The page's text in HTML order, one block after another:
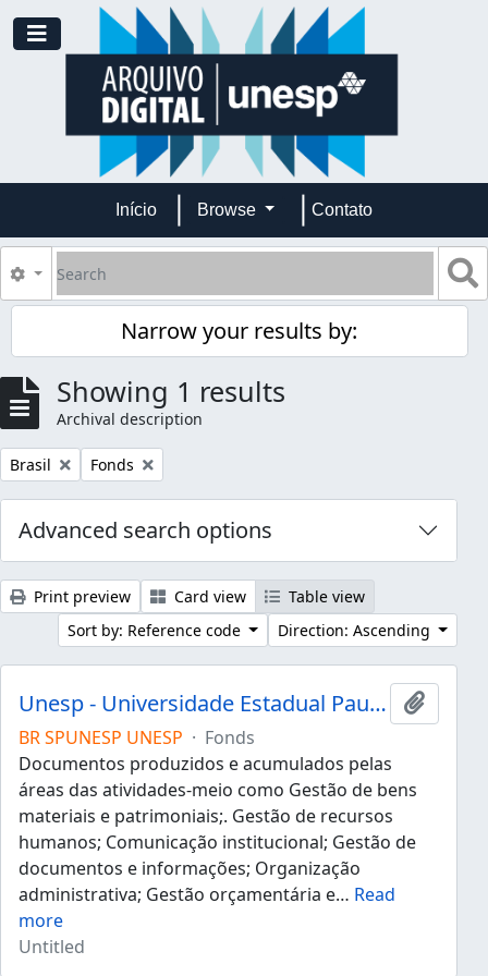
Skip to main content
Toggle navigation
Início Browse Contato
Search
Search options
Narrow your results by:
Showing 1 results
Archival description
Remove filter:
Brasil Remove filter:
Fonds
Advanced search options
Print preview Card view
Table view
Sort by: Reference code
Direction: Ascending
Unesp - Universidade Estadual Paulista "Júlio de Mesquita Filho"
Add to
BR SPUNESP UNESP · Fonds
Documentos produzidos e acumulados pelas
áreas das atividades-meio como Gestão de bens
materiais e patrimoniais;. Gestão de recursos
humanos; Comunicação institucional; Gestão de
documentos e informações; Organização
administrativa; Gestão orçamentária e… Read
more
Untitled